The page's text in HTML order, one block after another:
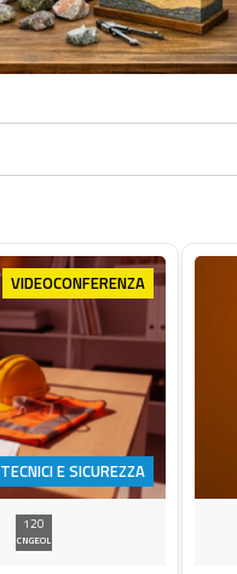
VIDEOCONFERENZA
TECNICI E SICUREZZA
120
CNGEOL